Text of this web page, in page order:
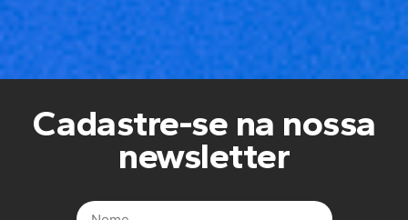
Cadastre-se na nossa
newsletter